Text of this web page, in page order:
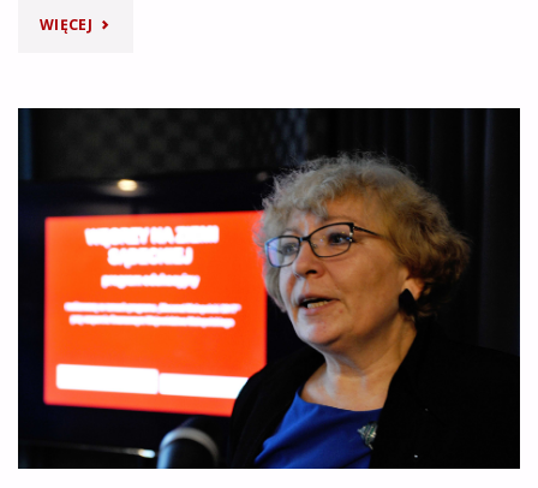
WIĘCEJ"KONFERENCJA
SĄDECKIEJ”
O
REFERATACH"